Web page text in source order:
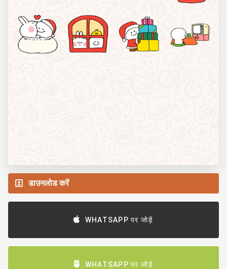
डाउनलोड करें
WHATSAPP पर जोड़ें
WHATSAPP पर जोड़ें